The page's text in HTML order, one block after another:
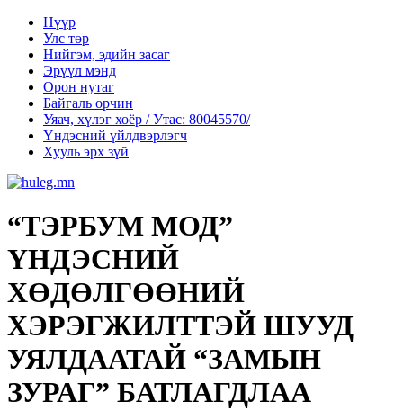
Нүүр
Улс төр
Нийгэм, эдийн засаг
Эрүүл мэнд
Орон нутаг
Байгаль орчин
Уяач, хүлэг хоёр / Утас: 80045570/
Үндэсний үйлдвэрлэгч
Хууль эрх зүй
“ТЭРБУМ МОД”
ҮНДЭСНИЙ
ХӨДӨЛГӨӨНИЙ
ХЭРЭГЖИЛТТЭЙ ШУУД
УЯЛДААТАЙ “ЗАМЫН
ЗУРАГ” БАТЛАГДЛАА